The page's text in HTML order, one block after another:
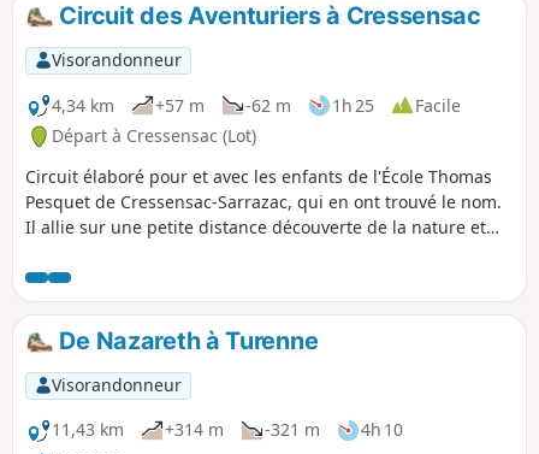
Circuit des Aventuriers à Cressensac
Visorandonneur
4,34 km
+57 m -62 m 1h 25
Facile
Départ à Cressensac (Lot)
Circuit élaboré pour et avec les enfants de l'École Thomas
Pesquet de Cressensac-Sarrazac, qui en ont trouvé le nom.
Il allie sur une petite distance découverte de la nature et
est accessible à tout public. Les principaux patrimoines,
lieux publics et commerces sont également visibles.
De Nazareth à Turenne
Visorandonneur
11,43 km
+314 m -321 m
4h 10